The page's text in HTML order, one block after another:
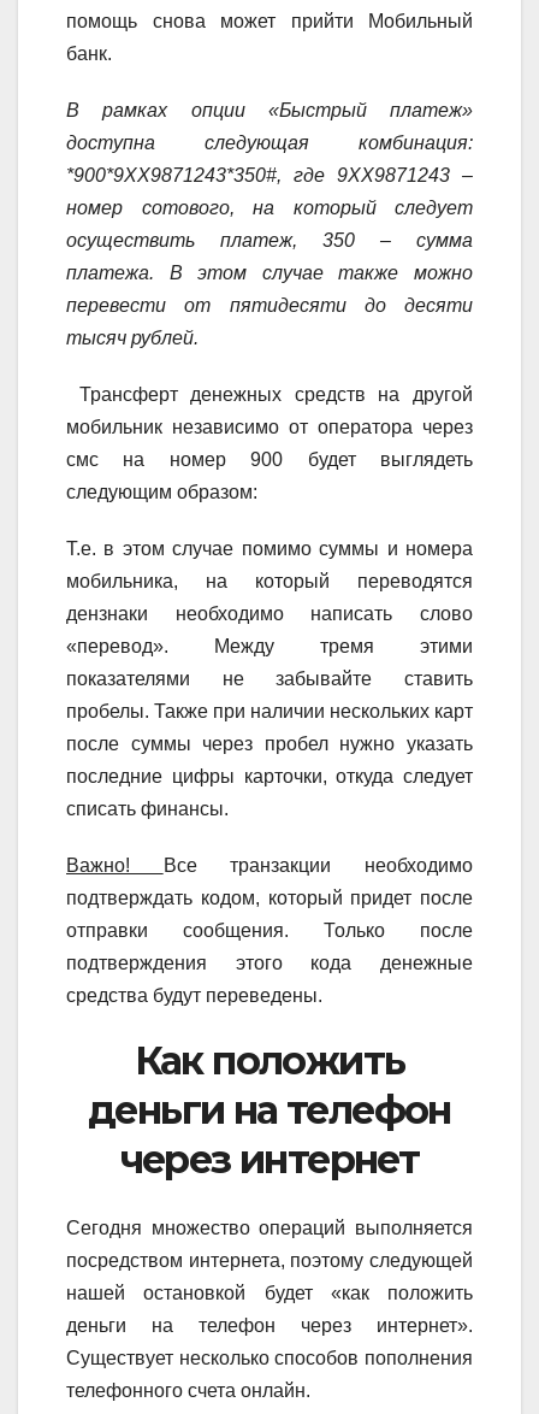
помощь снова может прийти Мобильный
банк.
В рамках опции «Быстрый платеж»
доступна следующая комбинация:
*900*9ХХ9871243*350#, где 9ХХ9871243 –
номер сотового, на который следует
осуществить платеж, 350 – сумма
платежа. В этом случае также можно
перевести от пятидесяти до десяти
тысяч рублей.
Трансферт денежных средств на другой
мобильник независимо от оператора через
смс на номер 900 будет выглядеть
следующим образом:
Т.е. в этом случае помимо суммы и номера
мобильника, на который переводятся
дензнаки необходимо написать слово
«перевод». Между тремя этими
показателями не забывайте ставить
пробелы. Также при наличии нескольких карт
после суммы через пробел нужно указать
последние цифры карточки, откуда следует
списать финансы.
Важно!
Все транзакции необходимо
подтверждать кодом, который придет после
отправки сообщения. Только после
подтверждения этого кода денежные
средства будут переведены.
Как положить
деньги на телефон
через интернет
Сегодня множество операций выполняется
посредством интернета, поэтому следующей
нашей остановкой будет «как положить
деньги на телефон через интернет».
Существует несколько способов пополнения
телефонного счета онлайн.